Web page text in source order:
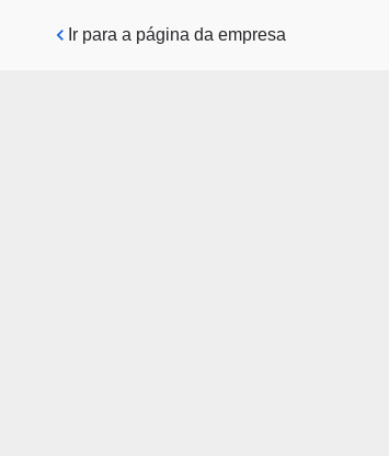
Pular para o conteúdo principal
Ir para a página da empresa